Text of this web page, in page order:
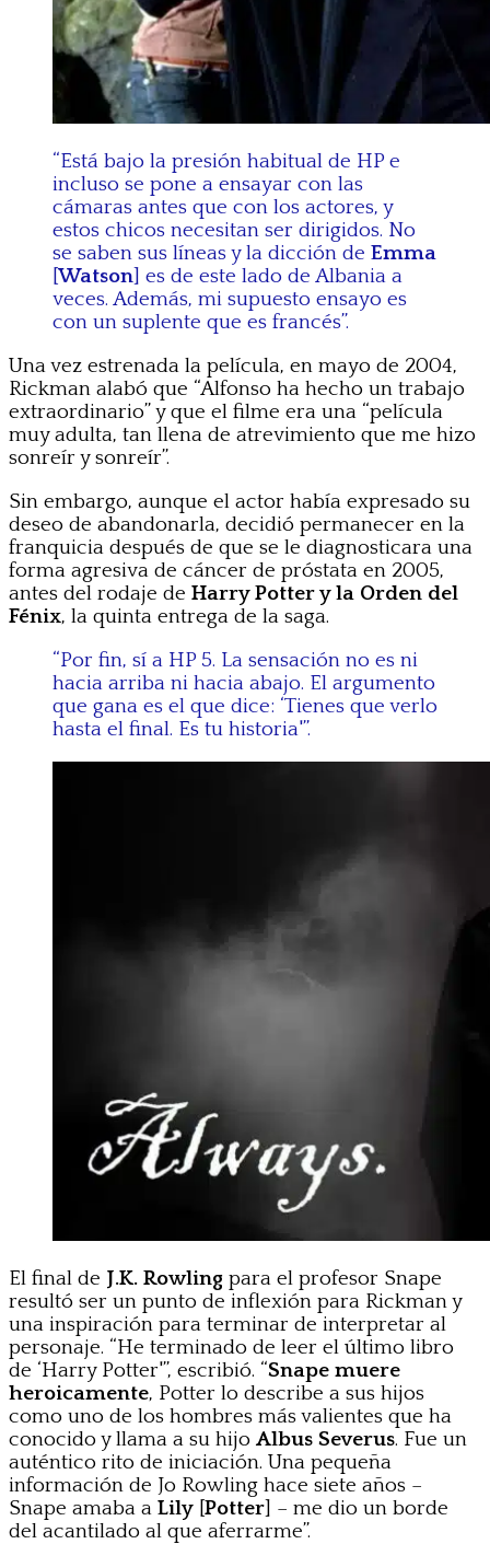
“Está bajo la presión habitual de HP e
incluso se pone a ensayar con las
cámaras antes que con los actores, y
estos chicos necesitan ser dirigidos. No
se saben sus líneas y la dicción de Emma
[Watson] es de este lado de Albania a
veces. Además, mi supuesto ensayo es
con un suplente que es francés”.
Una vez estrenada la película, en mayo de 2004,
Rickman alabó que “Alfonso ha hecho un trabajo
extraordinario” y que el filme era una “película
muy adulta, tan llena de atrevimiento que me hizo
sonreír y sonreír”.
Sin embargo, aunque el actor había expresado su
deseo de abandonarla, decidió permanecer en la
franquicia después de que se le diagnosticara una
forma agresiva de cáncer de próstata en 2005,
antes del rodaje de Harry Potter y la Orden del
Fénix, la quinta entrega de la saga.
“Por fin, sí a HP 5. La sensación no es ni
hacia arriba ni hacia abajo. El argumento
que gana es el que dice: ‘Tienes que verlo
hasta el final. Es tu historia'”.
El final de J.K. Rowling para el profesor Snape
resultó ser un punto de inflexión para Rickman y
una inspiración para terminar de interpretar al
personaje. “He terminado de leer el último libro
de ‘Harry Potter'”, escribió. “Snape muere
heroicamente, Potter lo describe a sus hijos
como uno de los hombres más valientes que ha
conocido y llama a su hijo Albus Severus. Fue un
auténtico rito de iniciación. Una pequeña
información de Jo Rowling hace siete años –
Snape amaba a Lily [Potter] – me dio un borde
del acantilado al que aferrarme”.